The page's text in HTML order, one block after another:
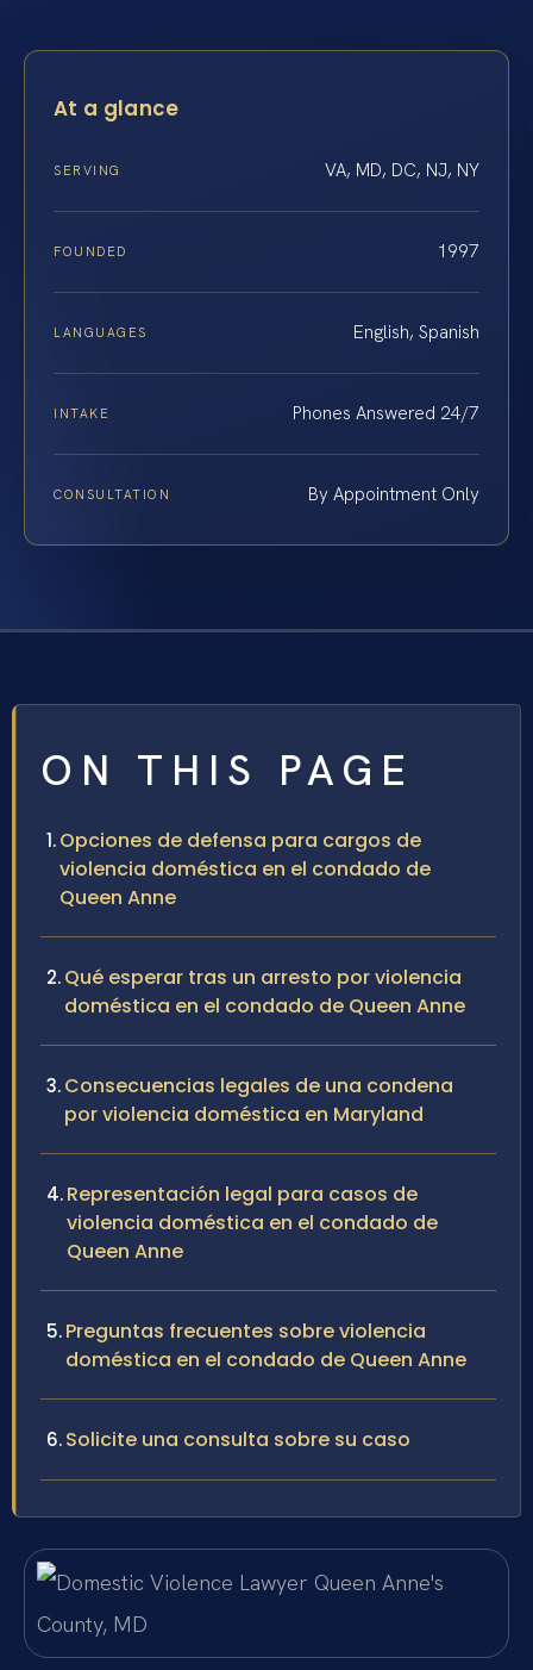
At a glance
SERVING VA, MD, DC, NJ, NY
FOUNDED 1997
LANGUAGES English, Spanish
INTAKE Phones Answered 24/7
CONSULTATION By Appointment Only
ON THIS PAGE
Opciones de defensa para cargos de
violencia doméstica en el condado de
Queen Anne
Qué esperar tras un arresto por violencia
doméstica en el condado de Queen Anne
Consecuencias legales de una condena
por violencia doméstica en Maryland
Representación legal para casos de
violencia doméstica en el condado de
Queen Anne
Preguntas frecuentes sobre violencia
doméstica en el condado de Queen Anne
Solicite una consulta sobre su caso